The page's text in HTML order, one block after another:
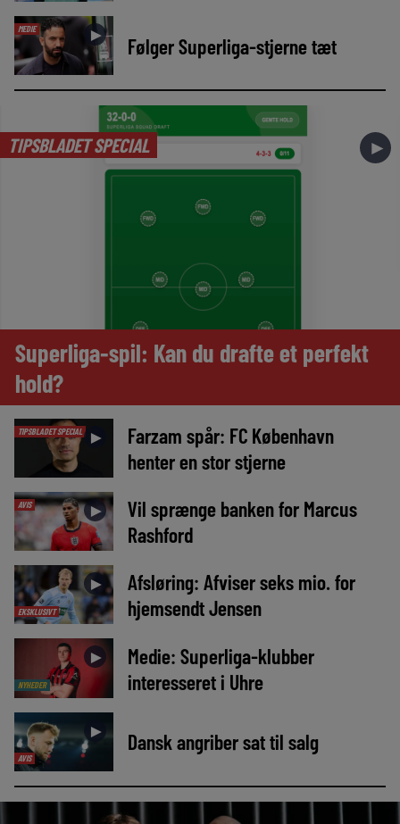
MEDIE ► Følger Superliga-stjerne tæt
TIPSBLADET SPECIAL ►
Superliga-spil: Kan du drafte et perfekt
hold?
TIPSBLADET SPECIAL ►
Farzam spår: FC København
henter en stor stjerne
AVIS ►
Vil sprænge banken for Marcus
Rashford
EKSKLUSIVT
►
Afsløring: Afviser seks mio. for
hjemsendt Jensen
NYHEDER
►
Medie: Superliga-klubber
interesseret i Uhre
AVIS
► Dansk angriber sat til salg